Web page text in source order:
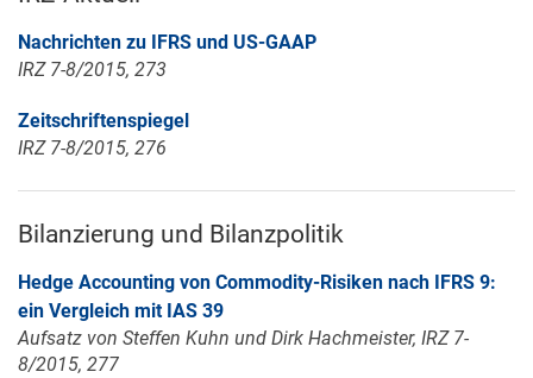
Nachrichten zu IFRS und US-GAAP
IRZ 7-8/2015, 273
Zeitschriftenspiegel
IRZ 7-8/2015, 276
Bilanzierung und Bilanzpolitik
Hedge Accounting von Commodity-Risiken nach IFRS 9:
ein Vergleich mit IAS 39
Aufsatz von Steffen Kuhn und Dirk Hachmeister, IRZ 7-
8/2015, 277